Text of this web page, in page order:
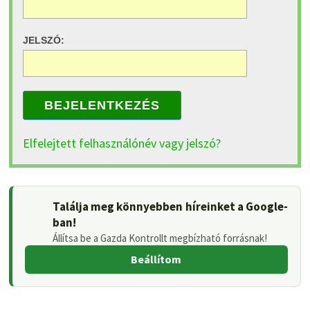
JELSZÓ:
BEJELENTKEZÉS
Elfelejtett felhasználónév vagy jelszó?
Találja meg könnyebben híreinket a Google-
ban!
Állítsa be a Gazda Kontrollt megbízható forrásnak!
Beállítom